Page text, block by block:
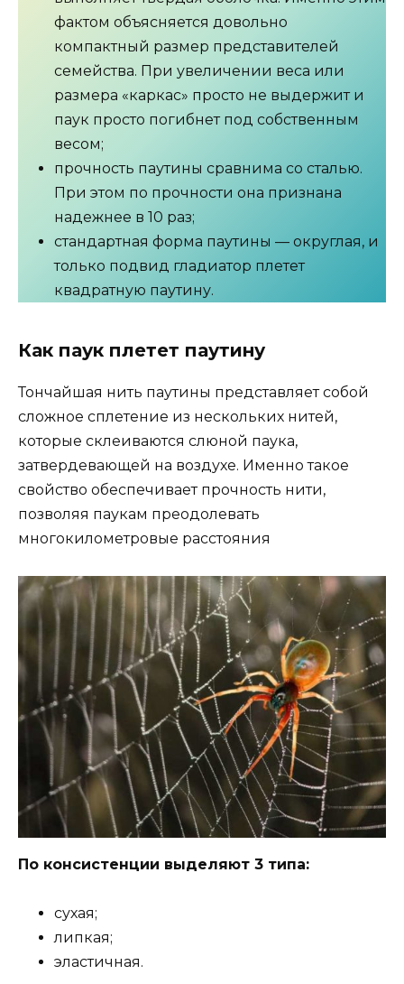
фактом объясняется довольно
компактный размер представителей
семейства. При увеличении веса или
размера «каркас» просто не выдержит и
паук просто погибнет под собственным
весом;
прочность паутины сравнима со сталью.
При этом по прочности она признана
надежнее в 10 раз;
стандартная форма паутины — округлая, и
только подвид гладиатор плетет
квадратную паутину.
Как паук плетет паутину
Тончайшая нить паутины представляет собой
сложное сплетение из нескольких нитей,
которые склеиваются слюной паука,
затвердевающей на воздухе. Именно такое
свойство обеспечивает прочность нити,
позволяя паукам преодолевать
многокилометровые расстояния
По консистенции выделяют 3 типа:
сухая;
липкая;
эластичная.